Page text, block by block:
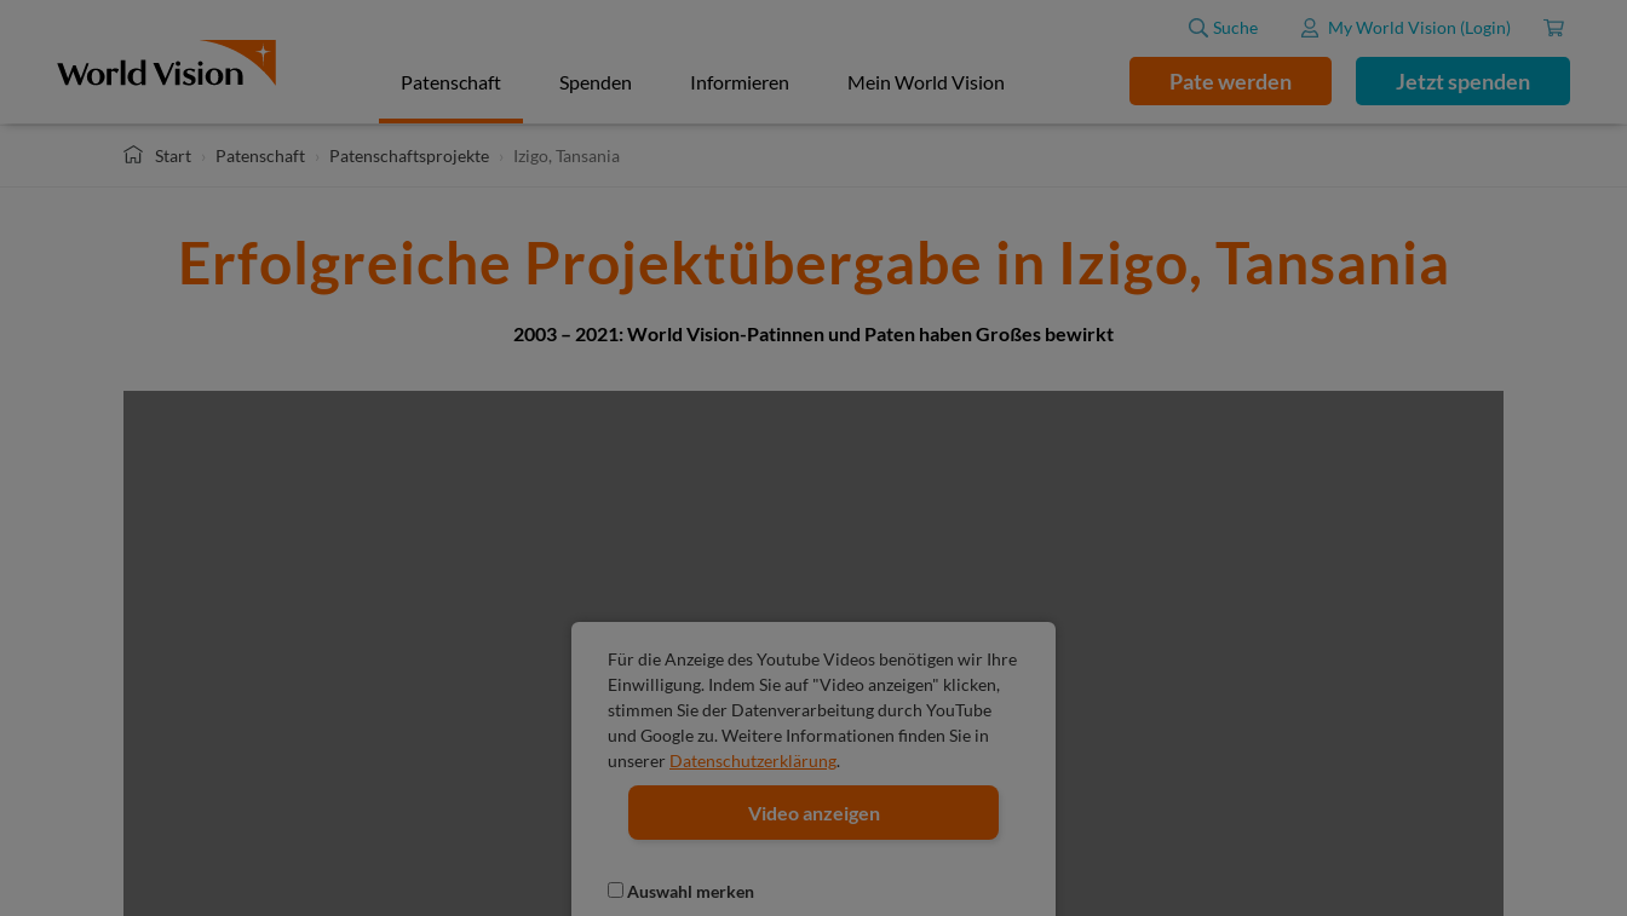
Patenschaft Spenden Informieren Mein World Vision Pate werden Jetzt spenden
Suche My World Vision (Login)
Start Patenschaft Patenschaftsprojekte Izigo, Tansania
Erfolgreiche Projektübergabe in Izigo, Tansania
2003 – 2021: World Vision-Patinnen und Paten haben Großes bewirkt
Für die Anzeige des Youtube Videos benötigen wir Ihre
Einwilligung. Indem Sie auf "Video anzeigen" klicken,
stimmen Sie der Datenverarbeitung durch YouTube
und Google zu. Weitere Informationen finden Sie in
unserer Datenschutzerklärung.
Video anzeigen
Auswahl merken